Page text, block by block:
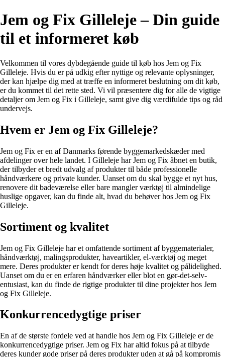
Jem og Fix Gilleleje – Din guide
til et informeret køb
Velkommen til vores dybdegående guide til køb hos Jem og Fix
Gilleleje. Hvis du er på udkig efter nyttige og relevante oplysninger,
der kan hjælpe dig med at træffe en informeret beslutning om dit køb,
er du kommet til det rette sted. Vi vil præsentere dig for alle de vigtige
detaljer om Jem og Fix i Gilleleje, samt give dig værdifulde tips og råd
undervejs.
Hvem er Jem og Fix Gilleleje?
Jem og Fix er en af Danmarks førende byggemarkedskæder med
afdelinger over hele landet. I Gilleleje har Jem og Fix åbnet en butik,
der tilbyder et bredt udvalg af produkter til både professionelle
håndværkere og private kunder. Uanset om du skal bygge et nyt hus,
renovere dit badeværelse eller bare mangler værktøj til almindelige
huslige opgaver, kan du finde alt, hvad du behøver hos Jem og Fix
Gilleleje.
Sortiment og kvalitet
Jem og Fix Gilleleje har et omfattende sortiment af byggematerialer,
håndværktøj, malingsprodukter, haveartikler, el-værktøj og meget
mere. Deres produkter er kendt for deres høje kvalitet og pålidelighed.
Uanset om du er en erfaren håndværker eller blot en gør-det-selv-
entusiast, kan du finde de rigtige produkter til dine projekter hos Jem
og Fix Gilleleje.
Konkurrencedygtige priser
En af de største fordele ved at handle hos Jem og Fix Gilleleje er de
konkurrencedygtige priser. Jem og Fix har altid fokus på at tilbyde
deres kunder gode priser på deres produkter uden at gå på kompromis